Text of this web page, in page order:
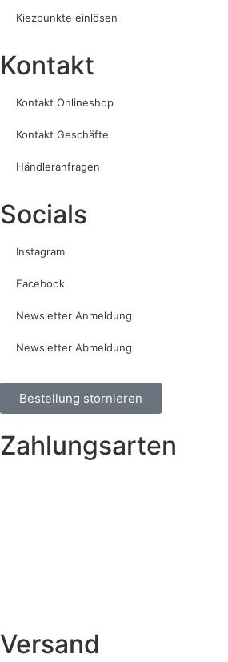
Kiezpunkte einlösen
Kontakt​
Kontakt Onlineshop
Kontakt Geschäfte
Händleranfragen
Socials
Instagram
Facebook
Newsletter Anmeldung
Newsletter Abmeldung
Bestellung stornieren
Zahlungsarten
Versand